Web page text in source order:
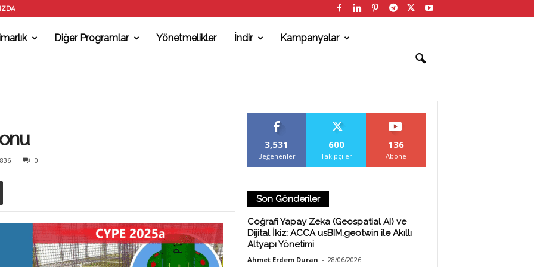
Diğer Programlar Yönetmelikler İndir Kampanyalar
0
3,531
Beğenenler
600
Takipçiler
136
Abone
Son Gönderiler
Coğrafi Yapay Zeka (Geospatial AI) ve
Dijital İkiz: ACCA usBIM.geotwin ile Akıllı
Altyapı Yönetimi
Ahmet Erdem Duran - 28/06/2026